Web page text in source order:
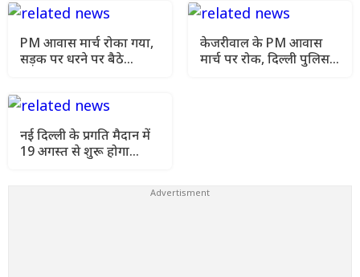
PM आवास मार्च रोका गया,
सड़क पर धरने पर बैठे
केजरीवाल के PM आवास
मार्च पर रोक, दिल्ली पुलिस ने
नई दिल्ली के प्रगति मैदान में
19 अगस्त से शुरू होगा